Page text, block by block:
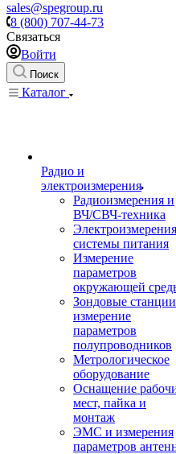
sales@spegroup.ru
8 (800) 707-44-73
Связаться
Войти
Поиск
Каталог
Радио и
электроизмерения
Радиоизмерения и
ВЧ/СВЧ-техника
системы питания
Измерение
параметров
окружающей
Зондовые
измерение
параметров
полупроводников
Метрологическое
оборудование
Оснащение
мест, пайка и
монтаж
ЭМС и измерения
параметров